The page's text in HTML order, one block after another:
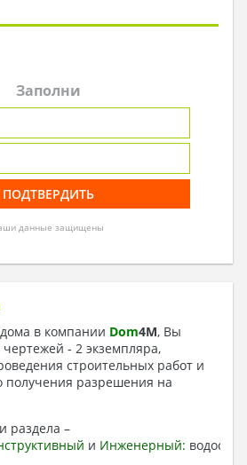
Заполни
данные защищены
в компании Dom4M, Вы
чертежей - 2 экземпляра,
строительных работ и
получения разрешения на
раздела –
и Инженерный:
канализация,